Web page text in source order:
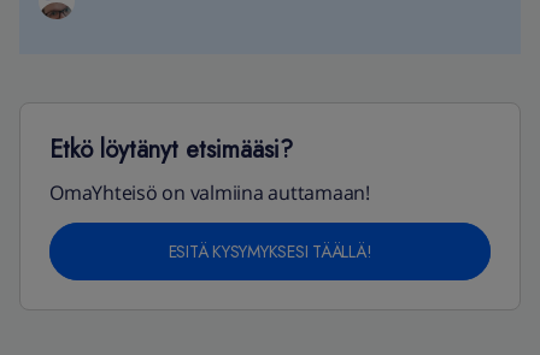
Etkö löytänyt etsimääsi?
OmaYhteisö on valmiina auttamaan!
ESITÄ KYSYMYKSESI TÄÄLLÄ!